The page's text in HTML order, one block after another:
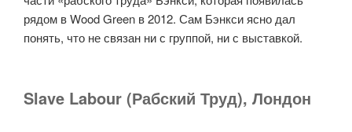
рядом в Wood Green в 2012. Сам Бэнкси ясно дал
понять, что не связан ни с группой, ни с выставкой.
Slave Labour (Рабский Труд), Лондон